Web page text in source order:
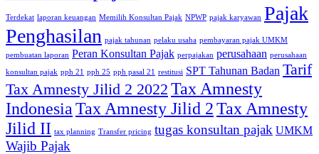
Terdekat laporan keuangan Memilih Konsultan Pajak NPWP pajak karyawan Pajak
Penghasilan pajak tahunan pelaku usaha pembayaran pajak UMKM
pembuatan laporan Peran Konsultan Pajak perpajakan perusahaan perusahaan
konsultan pajak pph 21 pph 25 pph pasal 21 restitusi SPT Tahunan Badan Tarif
Tax Amnesty Jilid 2 2022 Tax Amnesty
Indonesia Tax Amnesty Jilid 2Tax Amnesty
Jilid II tax planning Transfer pricing tugas konsultan pajak UMKM
Wajib Pajak